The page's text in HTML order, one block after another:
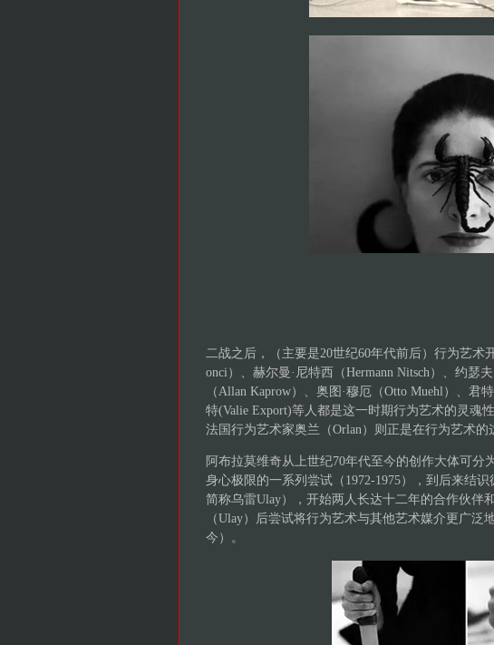
二战之后，（主要是20世纪60年代前后）行为艺术
onci）、赫尔曼·尼特西（Hermann Nitsch）、约瑟
（Allan Kaprow）、奥图·穆厄（Otto Muehl）、君
特(Valie Export)等人都是这一时期行为艺术的灵魂
法国行为艺术家奥兰（Orlan）则正是在行为艺术的
阿布拉莫维奇从上世纪70年代至今的创作大体可
身心极限的一系列尝试（1972-1975），到后来结识
简称乌雷Ulay），开始两人长达十二年的合作伙伴
（Ulay）后尝试将行为艺术与其他艺术媒介更广泛
今）。